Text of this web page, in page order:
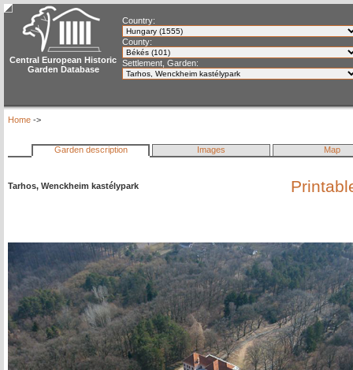
Central European Historic
Garden Database
Country:
County:
Settlement, Garden:
Home ->
Garden description Images Map
Tarhos, Wenckheim kastélypark